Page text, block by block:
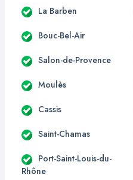
La Barben
Bouc-Bel-Air
Salon-de-Provence
Moulès
Cassis
Saint-Chamas
Port-Saint-Louis-du-
Rhône